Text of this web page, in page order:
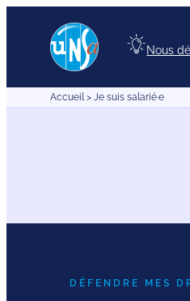
contenu
Nous
Accueil> Je suis salarié·e
DÉFENDRE MES